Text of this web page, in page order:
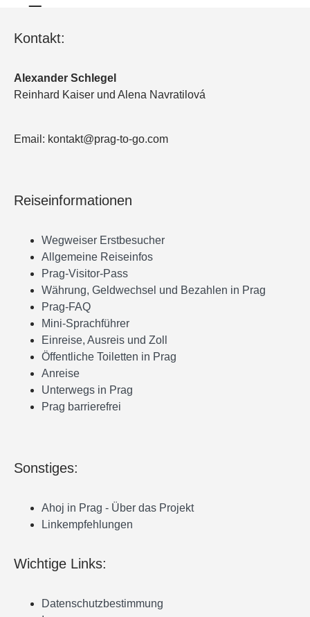
Kontakt:
Alexander Schlegel
Reinhard Kaiser und Alena Navratilová
Email: kontakt@prag-to-go.com
Reiseinformationen
Wegweiser Erstbesucher
Allgemeine Reiseinfos
Prag-Visitor-Pass
Währung, Geldwechsel und Bezahlen in Prag
Prag-FAQ
Mini-Sprachführer
Einreise, Ausreis und Zoll
Öffentliche Toiletten in Prag
Anreise
Unterwegs in Prag
Prag barrierefrei
Sonstiges:
Ahoj in Prag - Über das Projekt
Linkempfehlungen
Wichtige Links:
Datenschutzbestimmung